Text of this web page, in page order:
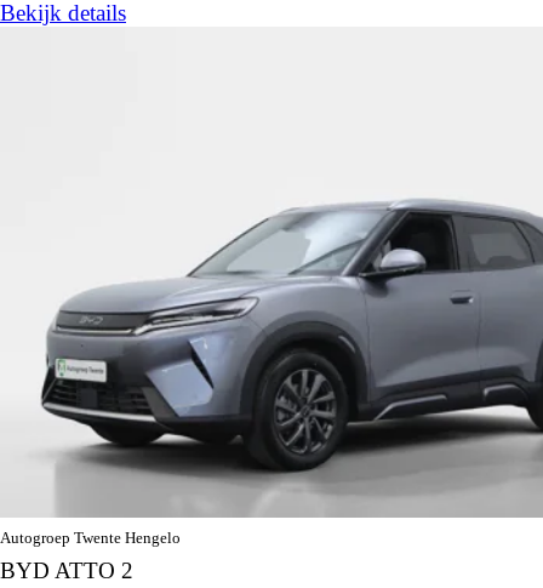
Bekijk details
Autogroep Twente Hengelo
BYD ATTO 2